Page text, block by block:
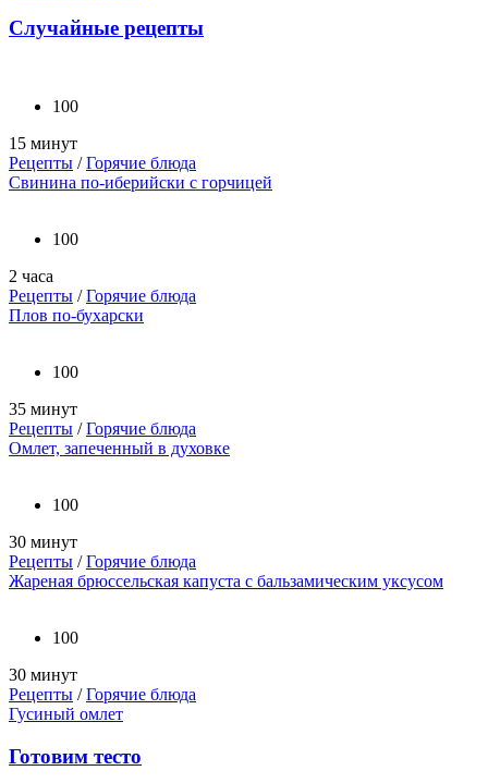
Случайные рецепты
100
15 минут
Рецепты /Горячие блюда
Свинина по-иберийски с горчицей
100
2 часа
Рецепты /Горячие блюда
Плов по-бухарски
100
35 минут
Рецепты /Горячие блюда
Омлет, запеченный в духовке
100
30 минут
Рецепты /Горячие блюда
Жареная брюссельская капуста с бальзамическим уксусом
100
30 минут
Рецепты /Горячие блюда
Гусиный омлет
Готовим тесто